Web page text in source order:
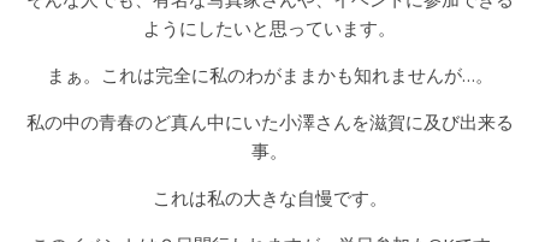
ようにしたいと思っています。
まぁ。これは完全に私のわがままかも知れませんが…。
私の中の青春のど真ん中にいた小澤さんを滋賀に及び出来る
事。
これは私の大きな自慢です。